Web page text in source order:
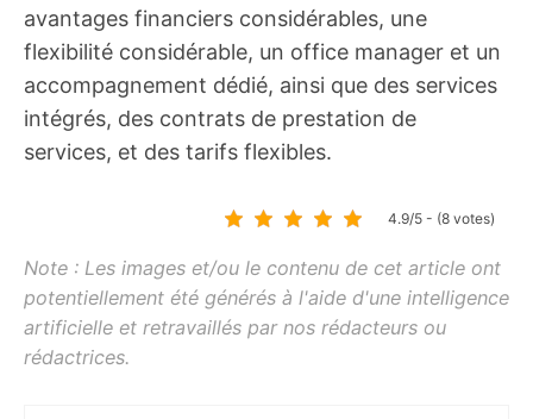
avantages financiers considérables, une
flexibilité considérable, un office manager et un
accompagnement dédié, ainsi que des services
intégrés, des contrats de prestation de
services, et des tarifs flexibles.
4.9/5 - (8 votes)